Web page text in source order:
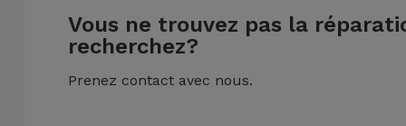
Vous ne trouvez pas la
recherchez?
Prenez contact avec nous.